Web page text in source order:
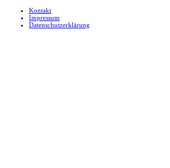
Kontakt
Impressum
Datenschutzerklärung